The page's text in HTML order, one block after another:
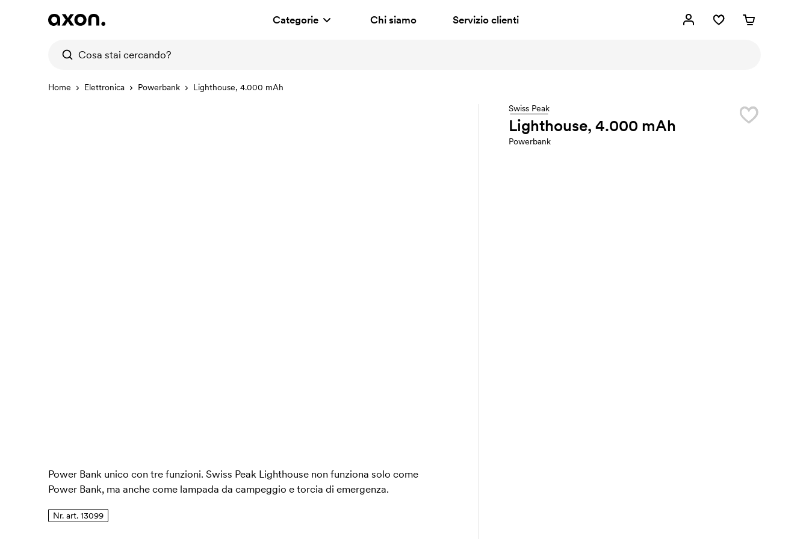
Categorie Chi siamo Servizio clienti
Home Elettronica Powerbank
Lighthouse, 4.000 mAh
Swiss Peak
Lighthouse, 4.000 mAh
Powerbank
Power Bank unico con tre funzioni. Swiss Peak Lighthouse non funziona solo come
Power Bank, ma anche come lampada da campeggio e torcia di emergenza.
Nr. art. 13099